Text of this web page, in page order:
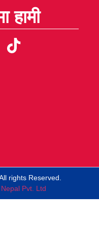
हामी
rights Reserved.
Pvt. Ltd